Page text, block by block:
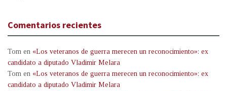
Comentarios recientes
Tom en «Los veteranos de guerra merecen un reconocimiento»: ex
candidato a diputado Vladimir Melara
Tom en «Los veteranos de guerra merecen un reconocimiento»: ex
candidato a diputado Vladimir Melara